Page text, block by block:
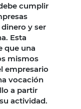
cumplir
y ser
Esta
que una
mismos
empresario
vocación
a partir
actividad.